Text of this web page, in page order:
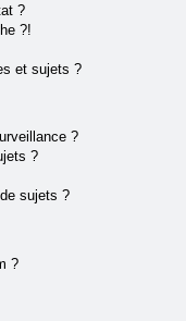
?
?!
et sujets ?
?
?
sujets ?
?